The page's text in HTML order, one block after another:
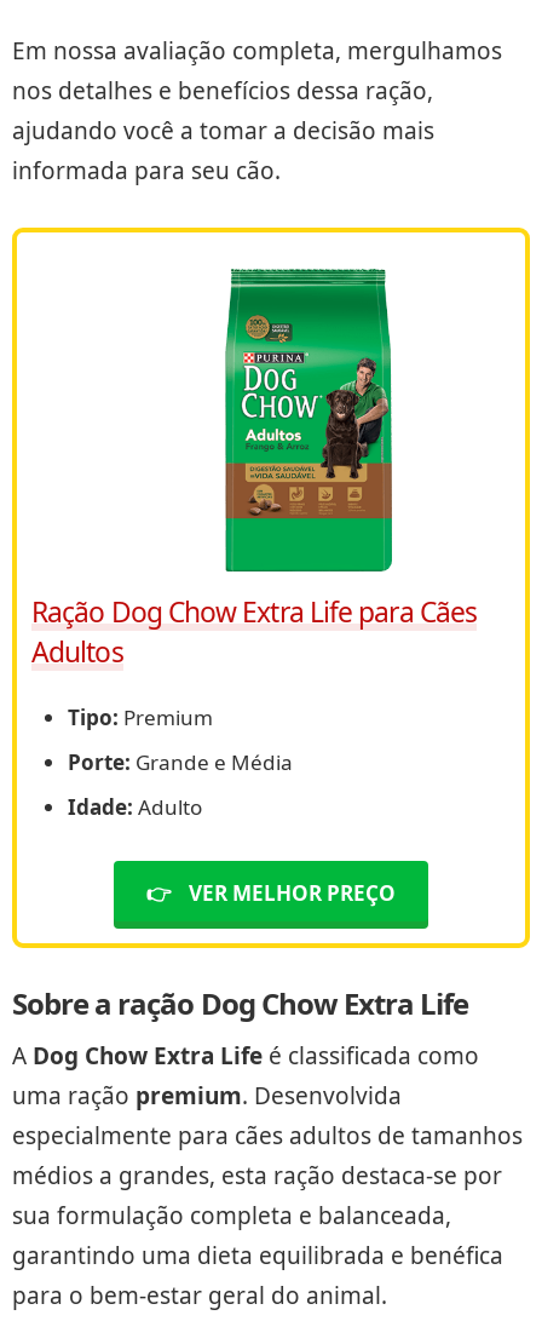
Em nossa avaliação completa, mergulhamos
nos detalhes e benefícios dessa ração,
ajudando você a tomar a decisão mais
informada para seu cão.
Ração Dog Chow Extra Life para Cães
Adultos
Tipo: Premium
Porte: Grande e Média
Idade: Adulto
👉 VER MELHOR PREÇO
Sobre a ração Dog Chow Extra Life
A Dog Chow Extra Life é classificada como
uma ração premium. Desenvolvida
especialmente para cães adultos de tamanhos
médios a grandes, esta ração destaca-se por
sua formulação completa e balanceada,
garantindo uma dieta equilibrada e benéfica
para o bem-estar geral do animal.